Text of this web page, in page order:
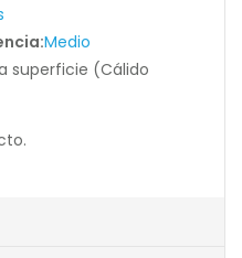
Medio
superficie (Cálido